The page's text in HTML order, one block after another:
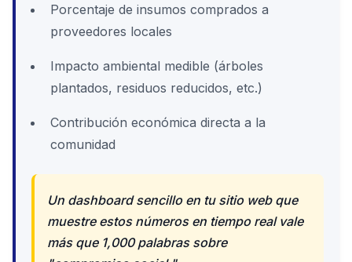
Porcentaje de insumos comprados a
proveedores locales
Impacto ambiental medible (árboles
plantados, residuos reducidos, etc.)
Contribución económica directa a la
comunidad
Un dashboard sencillo en tu sitio web que
muestre estos números en tiempo real vale
más que 1,000 palabras sobre